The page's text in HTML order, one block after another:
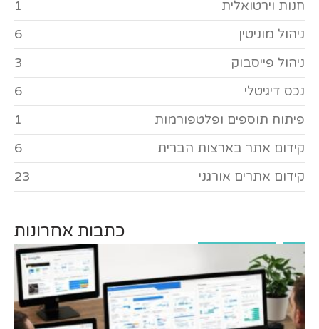
חנות וירטואלית
1
ניהול מוניטין
6
ניהול פייסבוק
3
נכס דיגיטלי
6
פיתוח תוספים ופלטפורמות
1
קידום אתר בארצות הברית
6
קידום אתרים אורגני
23
כתבות אחרונות